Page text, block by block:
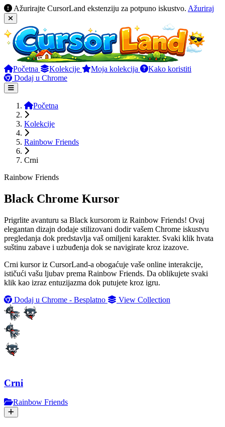
Ažurirajte CursorLand ekstenziju za potpuno iskustvo. Ažuriraj
Početna Kolekcije Moja kolekcija
Kako koristiti
Dodaj u Chrome
Početna
Kolekcije
Rainbow Friends
Crni
Rainbow Friends
Black Chrome Kursor
Prigrlite avanturu sa Black kursorom iz Rainbow Friends! Ovaj
elegantan dizajn dodaje stilizovani dodir vašem Chrome iskustvu
pregledanja dok predstavlja vaš omiljeni karakter. Svaki klik hvata
suštinu zabave i uzbuđenja dok se navigirate kroz izazove.
Crni kursor iz CursorLand-a obogaćuje vaše online interakcije,
ističući vašu ljubav prema Rainbow Friends. Da oblikujete svaki
klik kao izraz entuzijazma dok putujete kroz igru.
Dodaj u Chrome - Besplatno
View Collection
Crni
Rainbow Friends